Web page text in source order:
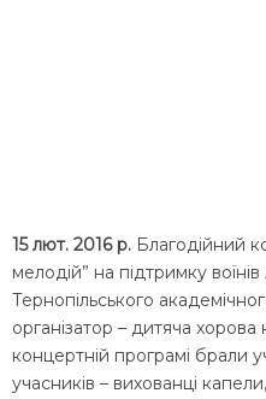
15 лют. 2016 р. Благодійний
мелодій” на підтримку
Тернопільського
організатор – дитяча
концертній програмі брали
учасників – вихованці